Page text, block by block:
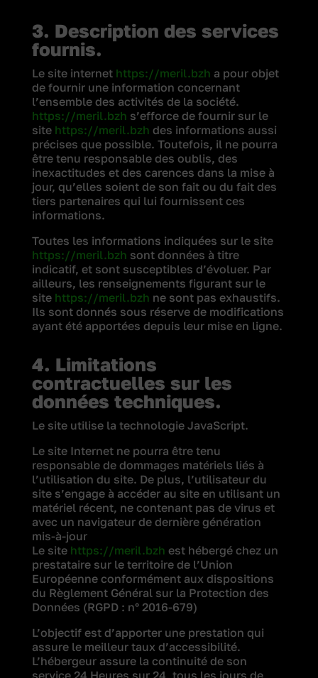
3. Description des services
fournis.
Le site internet https://meril.bzh a pour objet
de fournir une information concernant
l’ensemble des activités de la société.
https://meril.bzh s’efforce de fournir sur le
site https://meril.bzh des informations aussi
précises que possible. Toutefois, il ne pourra
être tenu responsable des oublis, des
inexactitudes et des carences dans la mise à
jour, qu’elles soient de son fait ou du fait des
tiers partenaires qui lui fournissent ces
informations.
Toutes les informations indiquées sur le site
https://meril.bzh sont données à titre
indicatif, et sont susceptibles d’évoluer. Par
ailleurs, les renseignements figurant sur le
site https://meril.bzh ne sont pas exhaustifs.
Ils sont donnés sous réserve de modifications
ayant été apportées depuis leur mise en ligne.
4. Limitations
contractuelles sur les
données techniques.
Le site utilise la technologie JavaScript.
Le site Internet ne pourra être tenu
responsable de dommages matériels liés à
l’utilisation du site. De plus, l’utilisateur du
site s’engage à accéder au site en utilisant un
matériel récent, ne contenant pas de virus et
avec un navigateur de dernière génération
mis-à-jour
Le site https://meril.bzh est hébergé chez un
prestataire sur le territoire de l’Union
Européenne conformément aux dispositions
du Règlement Général sur la Protection des
Données (RGPD : n° 2016-679)
L’objectif est d’apporter une prestation qui
assure le meilleur taux d’accessibilité.
L’hébergeur assure la continuité de son
service 24 Heures sur 24, tous les jours de